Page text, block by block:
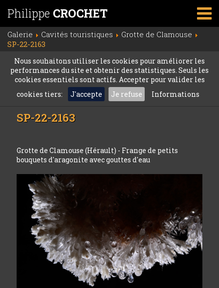
Philippe CROCHET
Galerie Cavités touristiques
Grotte de Clamouse
SP-22-2163
Nous souhaitons utiliser les cookies pour améliorer les
performances du site et obtenir des statistiques. Seuls les
cookies essentiels sont actifs. Accepter pour valider les
cookies tiers:
J'accepte Je refuse Informations
SP-22-2163
Grotte de Clamouse (Hérault) - Frange de petits
bouquets d'aragonite avec gouttes d'eau